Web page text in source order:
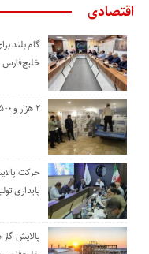
اقتصادی
گام بلند
خلیج‌فارس
۲ هزار و ۵۰۰ بسته نوشت‌افزار به دانش‌آموزان خوزستان رسید
حرکت
پایداری
پالایش